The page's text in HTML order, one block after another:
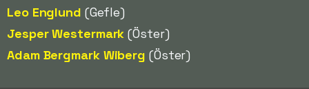
Leo Englund (Gefle)
Jesper Westermark (Öster)
Adam Bergmark Wiberg (Öster)